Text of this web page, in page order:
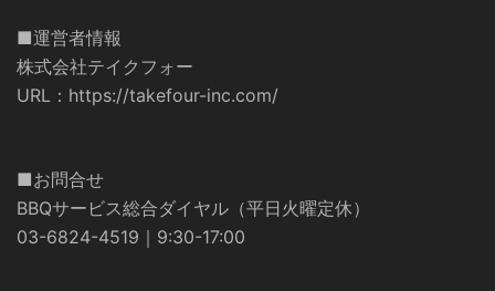
■運営者情報
株式会社テイクフォー
URL： https://takefour-inc.com/
■お問合せ
BBQサービス総合ダイヤル（平日火曜定休）
03-6824-4519｜9:30-17:00